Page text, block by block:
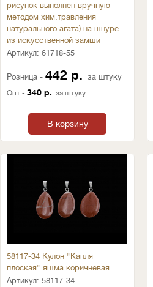
рисунок выполнен вручную
методом хим.травления
натурального агата) на шнуре
из искусственной замши
Артикул: 61718-55
Розница - 442 р. за штуку
Опт - 340 р. за штуку
В корзину
58117-34 Кулон "Капля
плоская" яшма коричневая
Артикул: 58117-34